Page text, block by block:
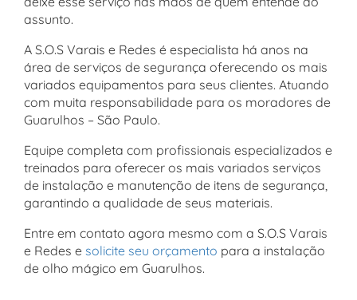
assunto.
A S.O.S Varais e Redes é especialista há anos na
área de serviços de segurança oferecendo os mais
variados equipamentos para seus clientes. Atuando
com muita responsabilidade para os moradores de
Guarulhos – São Paulo.
Equipe completa com profissionais especializados e
treinados para oferecer os mais variados serviços
de instalação e manutenção de itens de segurança,
garantindo a qualidade de seus materiais.
Entre em contato agora mesmo com a S.O.S Varais
e Redes e solicite seu orçamento para a instalação
de olho mágico em Guarulhos.